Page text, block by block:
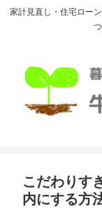
家計見直し・住宅ロー
こだわりす
内にする方